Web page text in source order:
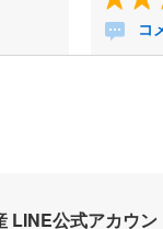
コ
LINE公式アカウン